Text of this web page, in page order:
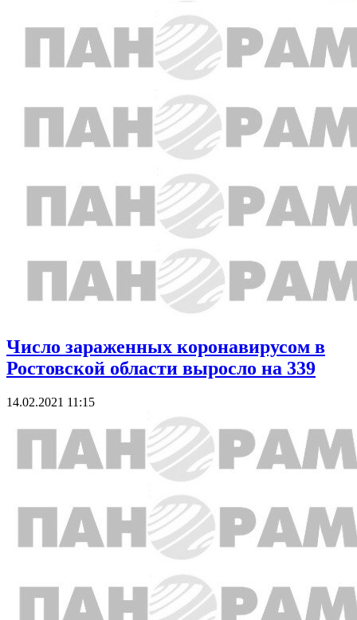
Число зараженных коронавирусом в
Ростовской области выросло на 339
14.02.2021 11:15